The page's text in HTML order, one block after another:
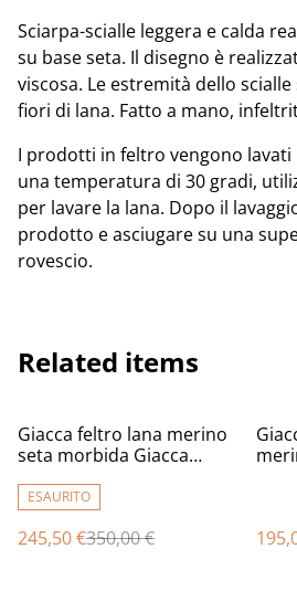
Sciarpa-scialle leggera e calda
su base seta. Il disegno è
viscosa. Le estremità dello
fiori di lana. Fatto a mano,
I prodotti in feltro vengono lavati
una temperatura di 30 gradi,
per lavare la lana. Dopo il
prodotto e asciugare su una
rovescio.
Related items
%
Giacca feltro lana merino
seta morbida Giacca
boho bordeaux lavanda
Giacca calda per donna
OOAK
ESAURITO
245,50 €350,00 €
%